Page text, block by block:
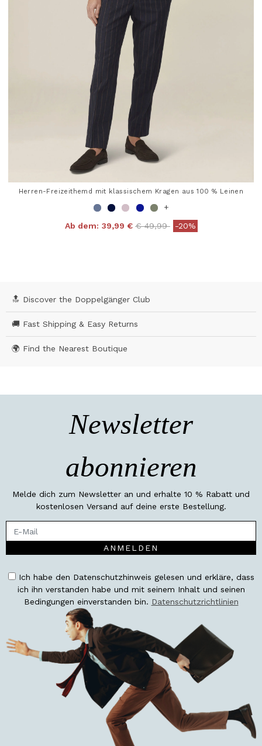
Herren-Freizeithemd mit klassischem Kragen aus 100 % Leinen
+
Ab dem: 39,99 € Price reduced from
€ 49,99to-20%
🔝 Discover the Doppelgänger Club
🚚 Fast Shipping & Easy Returns
🌍 Find the Nearest Boutique
Newsletter
abonnieren
Melde dich zum Newsletter an und erhalte 10 % Rabatt und
kostenlosen Versand auf deine erste Bestellung.
ANMELDEN
Ich habe den Datenschutzhinweis gelesen und erkläre, dass
ich ihn verstanden habe und mit seinem Inhalt und seinen
Bedingungen einverstanden bin. Datenschutzrichtlinien